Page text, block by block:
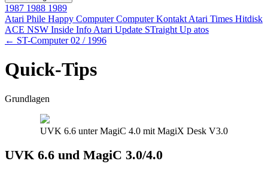
1987 1988 1989
Atari Phile Happy ComputerComputer Kontakt Atari Times Hitdisk
ACE NSW Inside Info Atari Update STraight Up atos
← ST-Computer 02 / 1996
Quick-Tips
Grundlagen
UVK 6.6 unter MagiC 4.0 mit MagiX Desk V3.0
UVK 6.6 und MagiC 3.0/4.0